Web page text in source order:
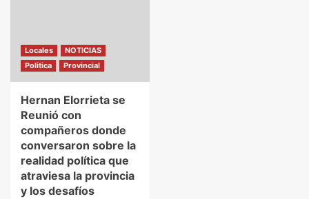
Locales
NOTICIAS
Politica
Provincial
Hernan Elorrieta se
Reunió con
compañeros donde
conversaron sobre la
realidad política que
atraviesa la provincia
y los desafíos